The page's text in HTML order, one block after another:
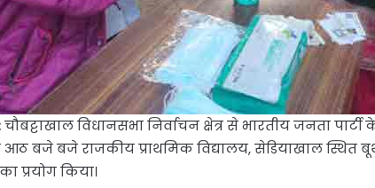
चौबट्टाखाल विधानसभा निर्वाचन क्षेत्र से भारतीय जनता
आठ बजे बजे राजकीय प्राथमिक विद्यालय, सेडियाखाल
प्रयोग किया।